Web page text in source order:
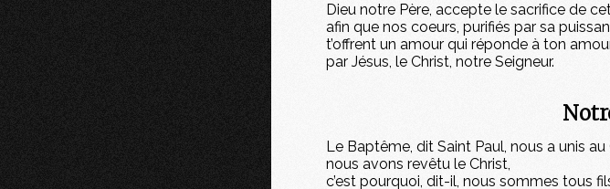
Dieu notre Père, accepte le sacrifice de
afin que nos coeurs, purifiés par sa
t’offrent un amour qui réponde à ton
par Jésus, le Christ, notre Seigneur.
Le Baptême, dit Saint Paul, nous a unis au
nous avons revêtu le Christ,
c’est pourquoi, dit-il, nous sommes tous